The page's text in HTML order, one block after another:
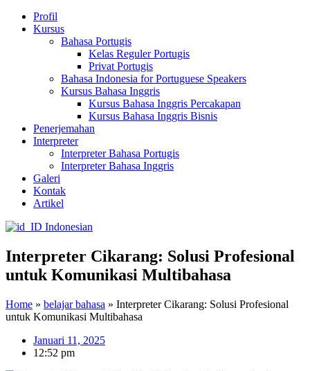
Profil
Kursus
Bahasa Portugis
Kelas Reguler Portugis
Privat Portugis
Bahasa Indonesia for Portuguese Speakers
Kursus Bahasa Inggris
Kursus Bahasa Inggris Percakapan
Kursus Bahasa Inggris Bisnis
Penerjemahan
Interpreter
Interpreter Bahasa Portugis
Interpreter Bahasa Inggris
Galeri
Kontak
Artikel
Indonesian
Interpreter Cikarang: Solusi Profesional
untuk Komunikasi Multibahasa
Home » belajar bahasa » Interpreter Cikarang: Solusi Profesional
untuk Komunikasi Multibahasa
Januari 11, 2025
12:52 pm